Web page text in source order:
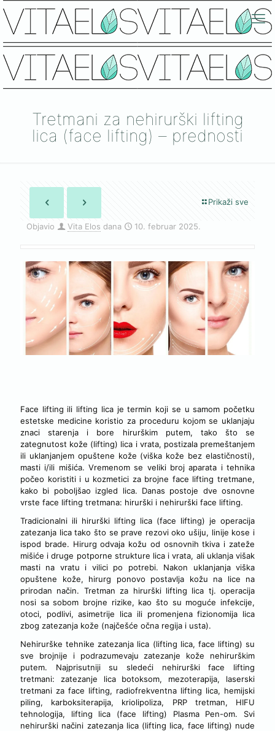
Tretmani za nehirurški lifting
lica (face lifting) – prednosti
Prikaži sve
Objavio Vita Elos dana 10. februar 2025.
Face lifting ili lifting lica je termin koji se u samom početku
estetske medicine koristio za proceduru kojom se uklanjaju
znaci starenja i bore hirurškim putem, tako što se
zategnutost kože (lifting) lica i vrata, postizala premeštanjem
ili uklanjanjem opuštene kože (viška kože bez elastičnosti),
masti i/ili mišića. Vremenom se veliki broj aparata i tehnika
počeo koristiti i u kozmetici za brojne face lifting tretmane,
kako bi poboljšao izgled lica. Danas postoje dve osnovne
vrste face lifting tretmana: hirurški i nehirurški face lifting.
Tradicionalni ili hirurški lifting lica (face lifting) je operacija
zatezanja lica tako što se prave rezovi oko ušiju, linije kose i
ispod brade. Hirurg odvaja kožu od osnovnih tkiva i zateže
mišiće i druge potporne strukture lica i vrata, ali uklanja višak
masti na vratu i vilici po potrebi. Nakon uklanjanja viška
opuštene kože, hirurg ponovo postavlja kožu na lice na
prirodan način. Tretman za hirurški lifting lica tj. operacija
nosi sa sobom brojne rizike, kao što su moguće infekcije,
otoci, podlivi, asimetrije lica ili promenjena fizionomija lica
zbog zatezanja kože (najčešće očna regija i usta).
Nehirurške tehnike zatezanja lica (lifting lica, face lifting) su
sve brojnije i podrazumevaju zatezanje kože nehirurškim
putem. Najprisutniji su sledeći nehirurški face lifting
tretmani: zatezanje lica botoksom, mezoterapija, laserski
tretmani za face lifting, radiofrekventna lifting lica, hemijski
piling, karboksiterapija, kriolipoliza, PRP tretman, HIFU
tehnologija, lifting lica (face lifting) Plasma Pen-om. Svi
nehirurški načini zatezanja lica (lifting lica, face lifting) nude